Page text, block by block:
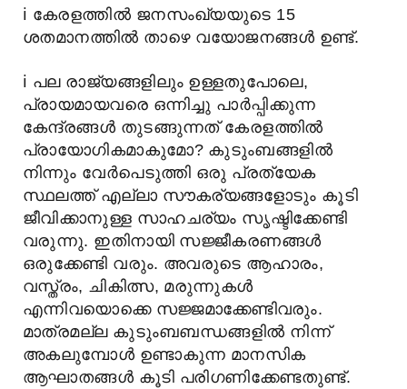
ℹ️ കേരളത്തിൽ ജനസംഖ്യയുടെ 15
ശതമാനത്തിൽ താഴെ വയോജനങ്ങൾ ഉണ്ട്.
ℹ️ പല രാജ്യങ്ങളിലും ഉള്ളതുപോലെ,
പ്രായമായവരെ ഒന്നിച്ചു പാർപ്പിക്കുന്ന
കേന്ദ്രങ്ങൾ തുടങ്ങുന്നത് കേരളത്തിൽ
പ്രായോഗികമാകുമോ? കുടുംബങ്ങളിൽ
നിന്നും വേർപെടുത്തി ഒരു പ്രത്യേക
സ്ഥലത്ത് എല്ലാ സൗകര്യങ്ങളോടും കൂടി
ജീവിക്കാനുള്ള സാഹചര്യം സൃഷ്ടിക്കേണ്ടി
വരുന്നു. ഇതിനായി സജ്ജീകരണങ്ങൾ
ഒരുക്കേണ്ടി വരും. അവരുടെ ആഹാരം,
വസ്ത്രം, ചികിത്സ, മരുന്നുകൾ
എന്നിവയൊക്കെ സജ്ജമാക്കേണ്ടിവരും.
മാത്രമല്ല കുടുംബബന്ധങ്ങളിൽ നിന്ന്
അകലുമ്പോൾ ഉണ്ടാകുന്ന മാനസിക
ആഘാതങ്ങൾ കൂടി പരിഗണിക്കേണ്ടതുണ്ട്.